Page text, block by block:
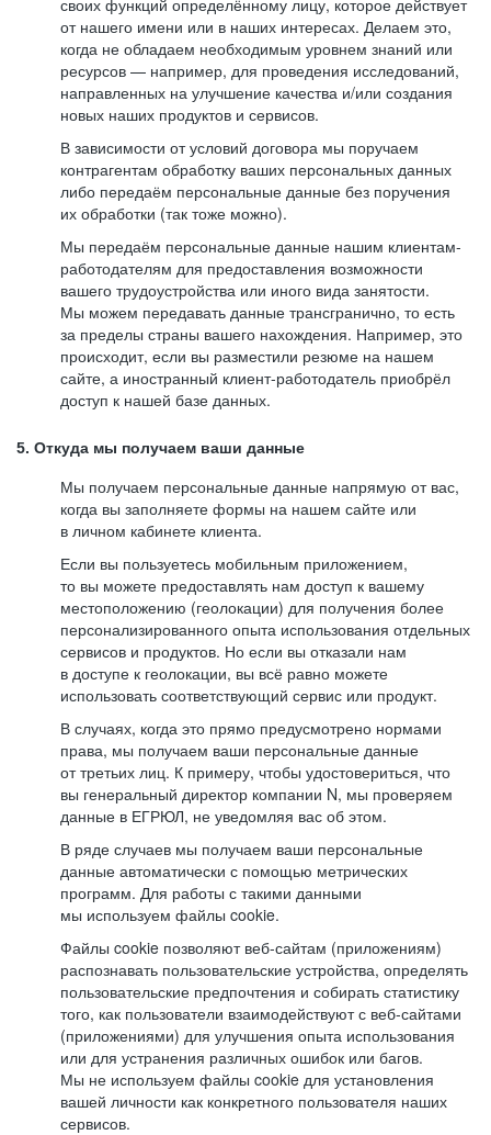
своих функций определённому лицу, которое действует
от нашего имени или в наших интересах. Делаем это,
когда не обладаем необходимым уровнем знаний или
ресурсов — например, для проведения исследований,
направленных на улучшение качества и/или создания
новых наших продуктов и сервисов.
В зависимости от условий договора мы поручаем
контрагентам обработку ваших персональных данных
либо передаём персональные данные без поручения
их обработки (так тоже можно).
Мы передаём персональные данные нашим клиентам-
работодателям для предоставления возможности
вашего трудоустройства или иного вида занятости.
Мы можем передавать данные трансгранично, то есть
за пределы страны вашего нахождения. Например, это
происходит, если вы разместили резюме на нашем
сайте, а иностранный клиент-работодатель приобрёл
доступ к нашей базе данных.
5. Откуда мы получаем ваши данные
Мы получаем персональные данные напрямую от вас,
когда вы заполняете формы на нашем сайте или
в личном кабинете клиента.
Если вы пользуетесь мобильным приложением,
то вы можете предоставлять нам доступ к вашему
местоположению (геолокации) для получения более
персонализированного опыта использования отдельных
сервисов и продуктов. Но если вы отказали нам
в доступе к геолокации, вы всё равно можете
использовать соответствующий сервис или продукт.
В случаях, когда это прямо предусмотрено нормами
права, мы получаем ваши персональные данные
от третьих лиц. К примеру, чтобы удостовериться, что
вы генеральный директор компании N, мы проверяем
данные в ЕГРЮЛ, не уведомляя вас об этом.
В ряде случаев мы получаем ваши персональные
данные автоматически с помощью метрических
программ. Для работы с такими данными
мы используем файлы cookie.
Файлы cookie позволяют веб-сайтам (приложениям)
распознавать пользовательские устройства, определять
пользовательские предпочтения и собирать статистику
того, как пользователи взаимодействуют с веб-сайтами
(приложениями) для улучшения опыта использования
или для устранения различных ошибок или багов.
Мы не используем файлы cookie для установления
вашей личности как конкретного пользователя наших
сервисов.